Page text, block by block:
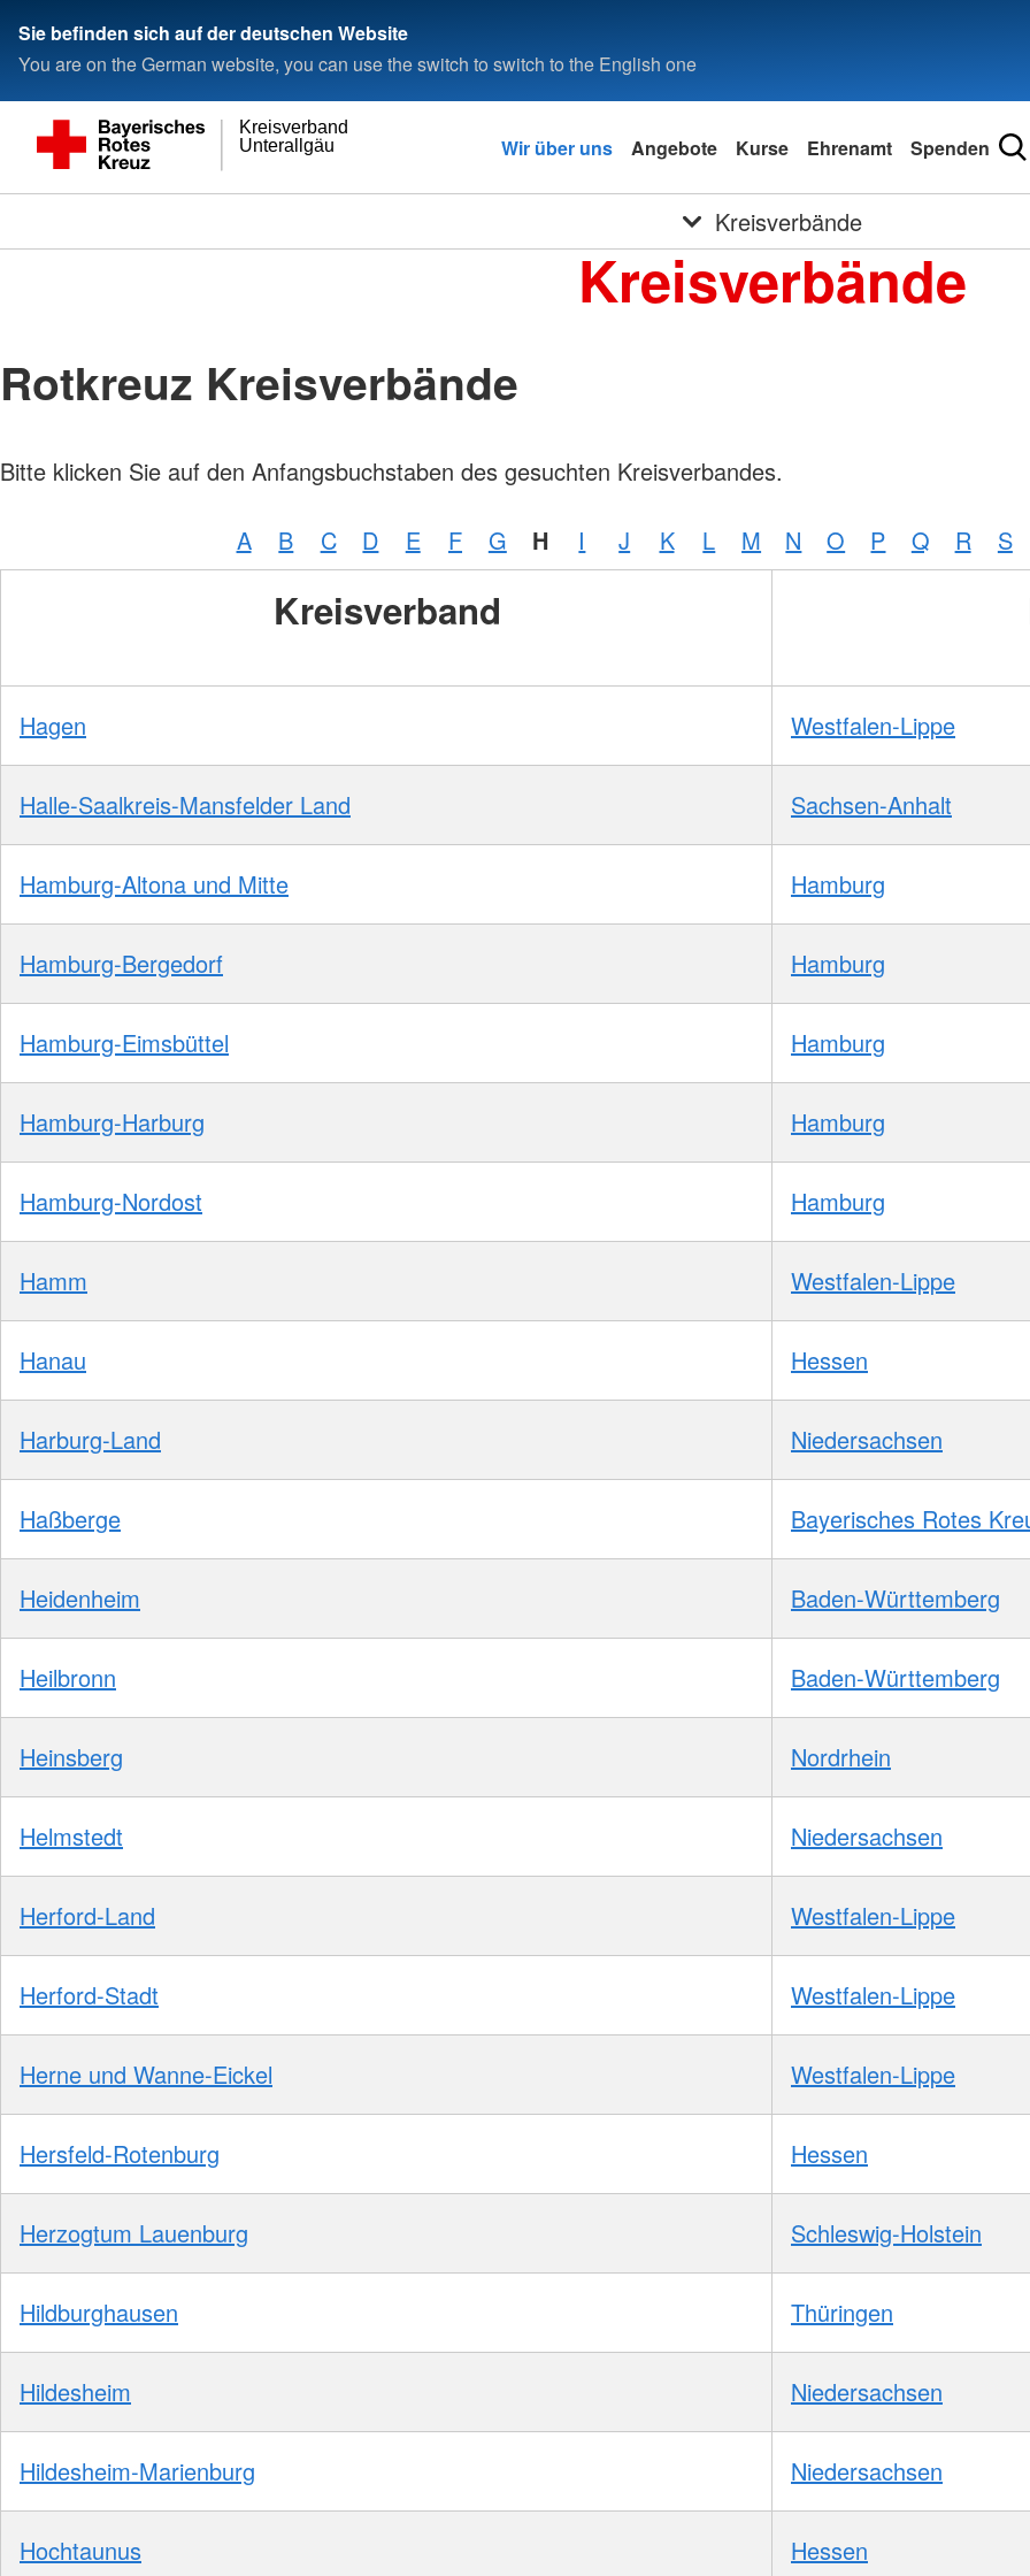
Sie befinden sich auf der deutschen Website
You are on the German website, you can use the switch to switch to the English one
Unterallgäu
Kreisverband
Wir über uns Angebote Kurse Ehrenamt Spenden
Kreisverbände
Kreisverbände
Rotkreuz Kreisverbände
Bitte klicken Sie auf den Anfangsbuchstaben des gesuchten Kreisverbandes.
A B C D E F G H I J K L M N O P Q R S
Kreisverband
Hagen Westfalen-Lippe
Halle-Saalkreis-Mansfelder Land Sachsen-Anhalt
Hamburg-Altona und Mitte Hamburg
Hamburg-Bergedorf Hamburg
Hamburg-Eimsbüttel Hamburg
Hamburg-Harburg Hamburg
Hamburg-Nordost Hamburg
Hamm Westfalen-Lippe
Hanau Hessen
Harburg-Land Niedersachsen
Haßberge Bayerisches Rotes
Heidenheim Baden-Württemberg
Heilbronn Baden-Württemberg
Heinsberg Nordrhein
Helmstedt Niedersachsen
Herford-Land Westfalen-Lippe
Herford-Stadt Westfalen-Lippe
Herne und Wanne-Eickel Westfalen-Lippe
Hersfeld-Rotenburg Hessen
Herzogtum Lauenburg Schleswig-Holstein
Hildburghausen Thüringen
Hildesheim Niedersachsen
Hildesheim-Marienburg Niedersachsen
Hochtaunus Hessen